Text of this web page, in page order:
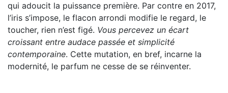
qui adoucit la puissance première. Par contre en 2017,
l’iris s’impose, le flacon arrondi modifie le regard, le
toucher, rien n’est figé. Vous percevez un écart
croissant entre audace passée et simplicité
contemporaine. Cette mutation, en bref, incarne la
modernité, le parfum ne cesse de se réinventer.